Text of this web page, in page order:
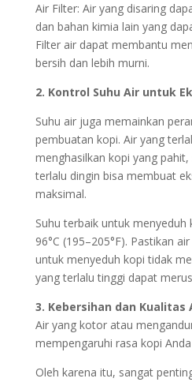
Air Filter: Air yang disaring
dan bahan kimia lain yang
Filter air dapat membantu
bersih dan lebih murni.
2. Kontrol Suhu Air untuk
Suhu air juga memainkan
pembuatan kopi. Air yang
menghasilkan kopi yang
terlalu dingin bisa membuat
maksimal.
Suhu terbaik untuk menyeduh
96°C (195–205°F). Pastikan
untuk menyeduh kopi tidak
yang terlalu tinggi dapat
3. Kebersihan dan Kualitas
Air yang kotor atau
mempengaruhi rasa kopi
Oleh karena itu, sangat